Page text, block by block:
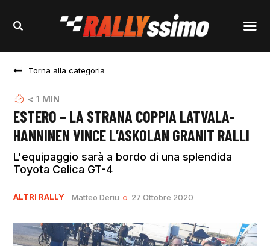
Torna alla categoria
< 1 MIN
ESTERO – LA STRANA COPPIA LATVALA-
HANNINEN VINCE L’ASKOLAN GRANIT RALLI
L'equipaggio sarà a bordo di una splendida
Toyota Celica GT-4
ALTRI RALLY Matteo Deriu 27 Ottobre 2020